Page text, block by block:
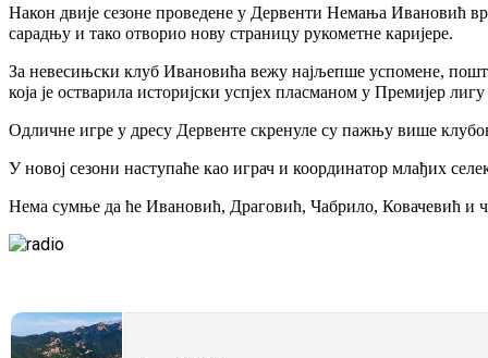
Након двије сезоне проведене у Дервенти Немања Ивановић
сарадњу и тако отворио нову страницу рукометне каријере.
За невесињски клуб Ивановића вежу најљепше успомене,
која је остварила историјски успјех пласманом у Премијер
Одличне игре у дресу Дервенте скренуле су пажњу више
У новој сезони наступаће као играч и координатор млађих
Нема сумње да ће Ивановић, Драговић, Чабрило, Ковачевић и